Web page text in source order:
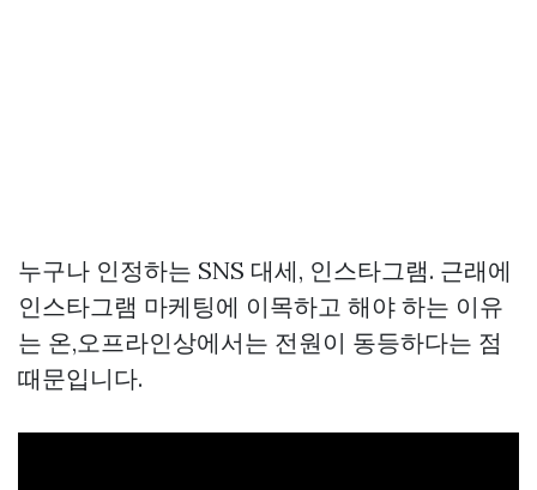
누구나 인정하는 SNS 대세, 인스타그램. 근래에
인스타그램 마케팅에 이목하고 해야 하는 이유
는 온,오프라인상에서는 전원이 동등하다는 점
때문입니다.